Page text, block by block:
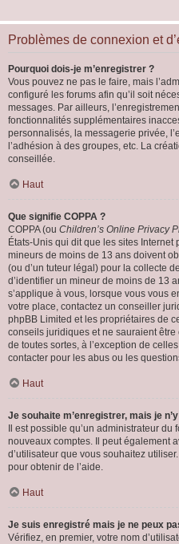
Problèmes de connexion et
Pourquoi dois-je m’enregistrer ?
Vous pouvez ne pas le faire, mais
configuré les forums afin qu’il soit
messages. Par ailleurs,
fonctionnalités supplémentaires
personnalisés, la messagerie privée,
l’adhésion à des groupes, etc. La
conseillée.
Haut
Que signifie COPPA ?
COPPA (ou Children’s Online Privacy
États-Unis qui dit que les sites
mineurs de moins de 13 ans doivent
(ou d’un tuteur légal) pour la collecte
d’identifier un mineur de moins de 13
s’applique à vous, lorsque vous vous
votre place, contactez un conseiller
phpBB Limited et les propriétaires de
conseils juridiques et ne sauraient
de toutes sortes, à l’exception de
contacter pour les abus ou les
Haut
Je souhaite m’enregistrer, mais je
Il est possible qu’un administrateur
nouveaux comptes. Il peut également
d’utilisateur que vous souhaitez
pour obtenir de l’aide.
Haut
Je suis enregistré mais je ne peux
Vérifiez, en premier, votre nom